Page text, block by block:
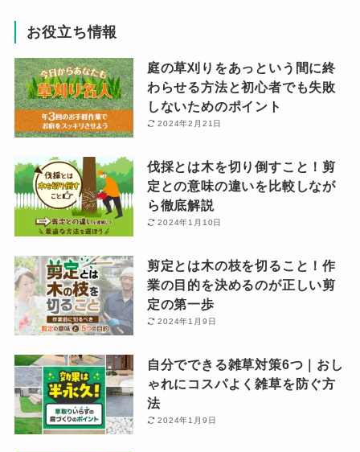
お役立ち情報
庭の草刈りをあっという間に終
わらせる方法と初心者でも失敗
しないためのポイント
2024年2月21日
伐採とは木を切り倒すこと！剪
定との意味の違いを比較しなが
ら徹底解説
2024年1月10日
剪定とは木の枝を切ること！作
業の目的を決めるのが正しい剪
定の第一歩
2024年1月9日
自分でできる雑草対策6つ｜おし
ゃれにコスパよく雑草を防ぐ方
法
2024年1月9日